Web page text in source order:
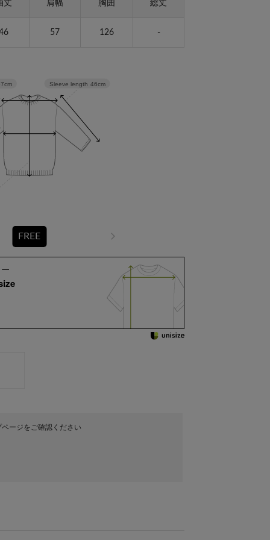
丈 肩幅 胸囲 総丈
57 126 -
Sleeve length 46cm
FREE
ージをご確認ください